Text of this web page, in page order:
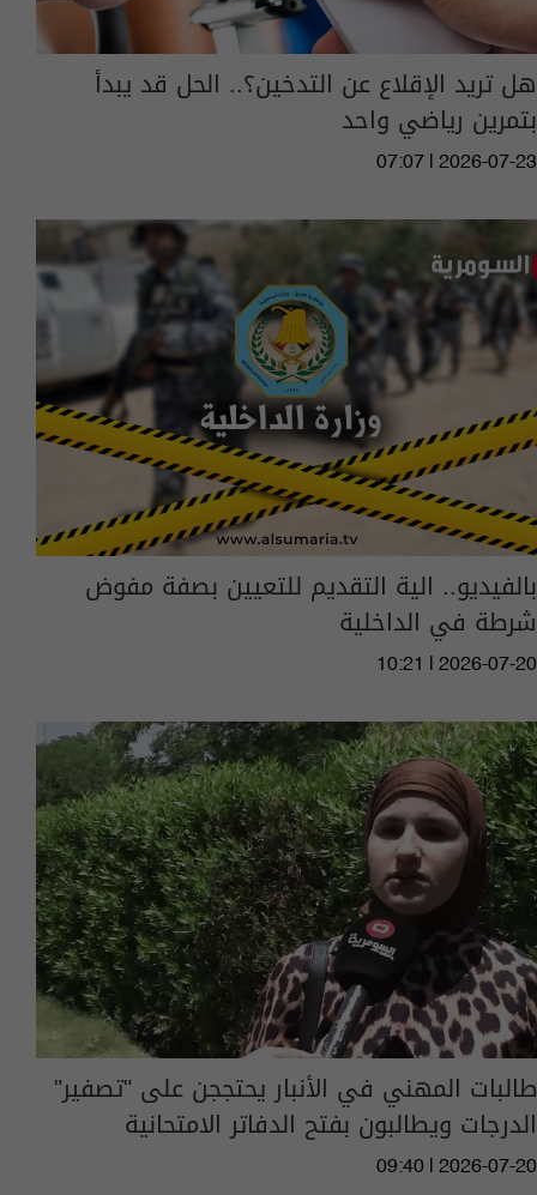
هل تريد الإقلاع عن التدخين؟.. الحل قد يبدأ
بتمرين رياضي واحد
07:07 | 2026-07-23
بالفيديو.. الية التقديم للتعيين بصفة مفوض
شرطة في الداخلية
10:21 | 2026-07-20
طالبات المهني في الأنبار يحتججن على "تصفير"
الدرجات ويطالبون بفتح الدفاتر الامتحانية
09:40 | 2026-07-20